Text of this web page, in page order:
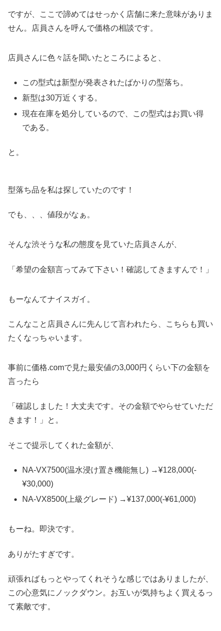
ですが、ここで諦めてはせっかく店舗に来た意味がありま
せん。店員さんを呼んで価格の相談です。
店員さんに色々話を聞いたところによると、
この型式は新型が発表されたばかりの型落ち。
新型は30万近くする。
現在在庫を処分しているので、この型式はお買い得
である。
と。
型落ち品を私は探していたのです！
でも、、、値段がなぁ。
そんな渋そうな私の態度を見ていた店員さんが、
「希望の金額言ってみて下さい！確認してきますんで！」
もーなんてナイスガイ。
こんなこと店員さんに先んじて言われたら、こちらも買い
たくなっちゃいます。
事前に価格.comで見た最安値の3,000円くらい下の金額を
言ったら
「確認しました！大丈夫です。その金額でやらせていただ
きます！」と。
そこで提示してくれた金額が、
NA-VX7500(温水浸け置き機能無し) →¥128,000(-
¥30,000)
NA-VX8500(上級グレード) →¥137,000(-¥61,000)
もーね。即決です。
ありがたすぎです。
頑張ればもっとやってくれそうな感じではありましたが、
この心意気にノックダウン。お互いが気持ちよく買えるっ
て素敵です。